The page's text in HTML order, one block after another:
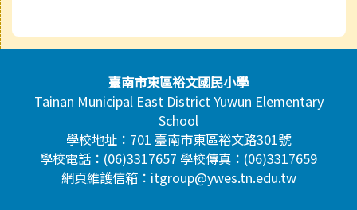
頁尾區域內容臺南市東區裕文國民小學
Tainan Municipal East District Yuwun Elementary
School
學校地址：701 臺南市東區裕文路301號
學校電話：(06)3317657 學校傳真：(06)3317659
網頁維護信箱：itgroup@ywes.tn.edu.tw